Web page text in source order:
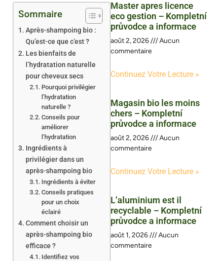
Sommaire
Après-shampoing bio :
Qu’est-ce que c’est ?
Les bienfaits de
l’hydratation naturelle
pour cheveux secs
Pourquoi privilégier
l’hydratation
naturelle ?
Conseils pour
améliorer
l’hydratation
Ingrédients à
privilégier dans un
après-shampoing bio
Ingrédients à éviter
Conseils pratiques
pour un choix
éclairé
Comment choisir un
après-shampoing bio
efficace ?
Identifiez vos
Master apres licence
eco gestion – Kompletní
průvodce a informace
août 2, 2026
Aucun
commentaire
Continuez Votre Lecture »
Magasin bio les moins
chers – Kompletní
průvodce a informace
août 2, 2026
Aucun
commentaire
Continuez Votre Lecture »
L’aluminium est il
recyclable – Kompletní
průvodce a informace
août 1, 2026
Aucun
commentaire